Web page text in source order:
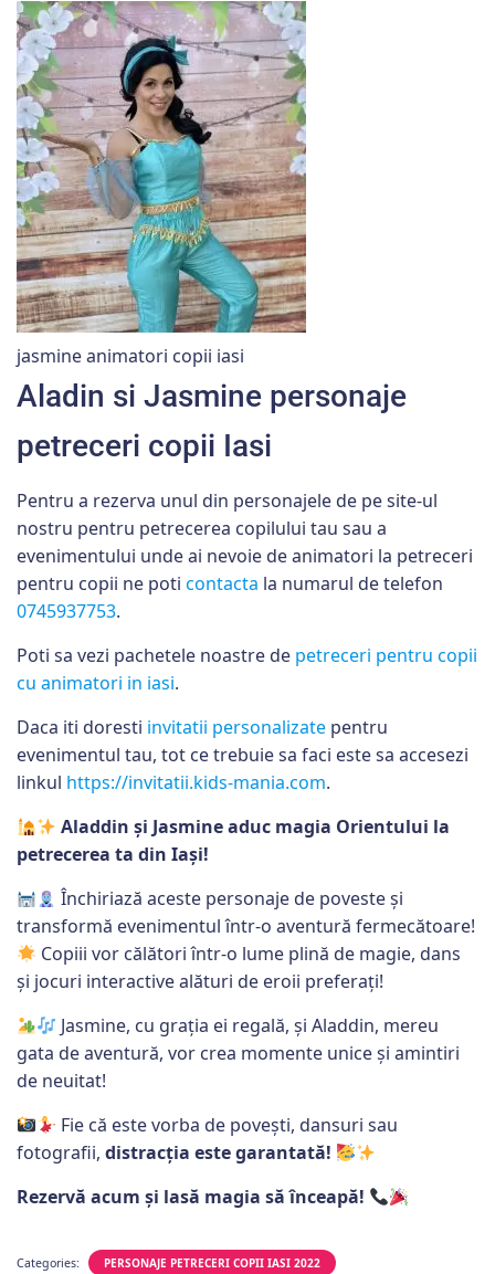
jasmine animatori copii iasi
Aladin si Jasmine personaje
petreceri copii Iasi
Pentru a rezerva unul din personajele de pe site-ul
nostru pentru petrecerea copilului tau sau a
evenimentului unde ai nevoie de animatori la petreceri
pentru copii ne poti contacta la numarul de telefon
0745937753.
Poti sa vezi pachetele noastre de petreceri pentru copii
cu animatori in iasi.
Daca iti doresti invitatii personalizate pentru
evenimentul tau, tot ce trebuie sa faci este sa accesezi
linkul https://invitatii.kids-mania.com.
Aladdin și Jasmine aduc magia Orientului la
petrecerea ta din Iași!
Închiriază aceste personaje de poveste și
transformă evenimentul într-o aventură fermecătoare!
Copiii vor călători într-o lume plină de magie, dans
și jocuri interactive alături de eroii preferați!
Jasmine, cu grația ei regală, și Aladdin, mereu
gata de aventură, vor crea momente unice și amintiri
de neuitat!
Fie că este vorba de povești, dansuri sau
fotografii, distracția este garantată!
Rezervă acum și lasă magia să înceapă!
Categories: PERSONAJE PETRECERI COPII IASI 2022